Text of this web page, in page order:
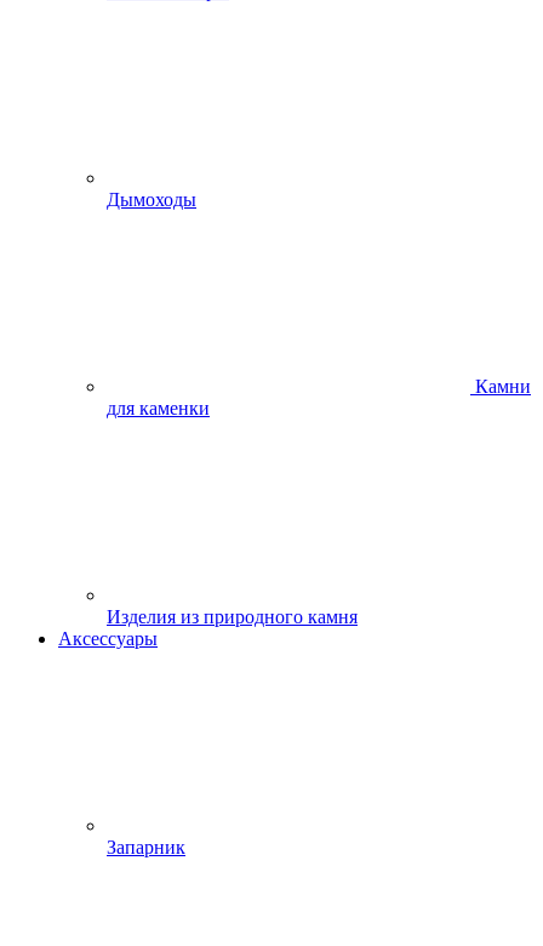
Дымоходы
Камни
для каменки
Изделия из природного камня
Аксессуары
Запарник